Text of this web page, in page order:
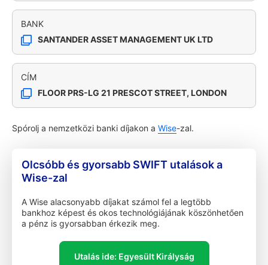
BANK
SANTANDER ASSET MANAGEMENT UK LTD
CÍM
FLOOR PRS-LG 21 PRESCOT STREET, LONDON
Spórolj a nemzetközi banki díjakon a Wise-zal.
Olcsóbb és gyorsabb SWIFT utalások a
Wise-zal
A Wise alacsonyabb díjakat számol fel a legtöbb
bankhoz képest és okos technológiájának köszönhetően
a pénz is gyorsabban érkezik meg.
Utalás ide: Egyesült Királyság